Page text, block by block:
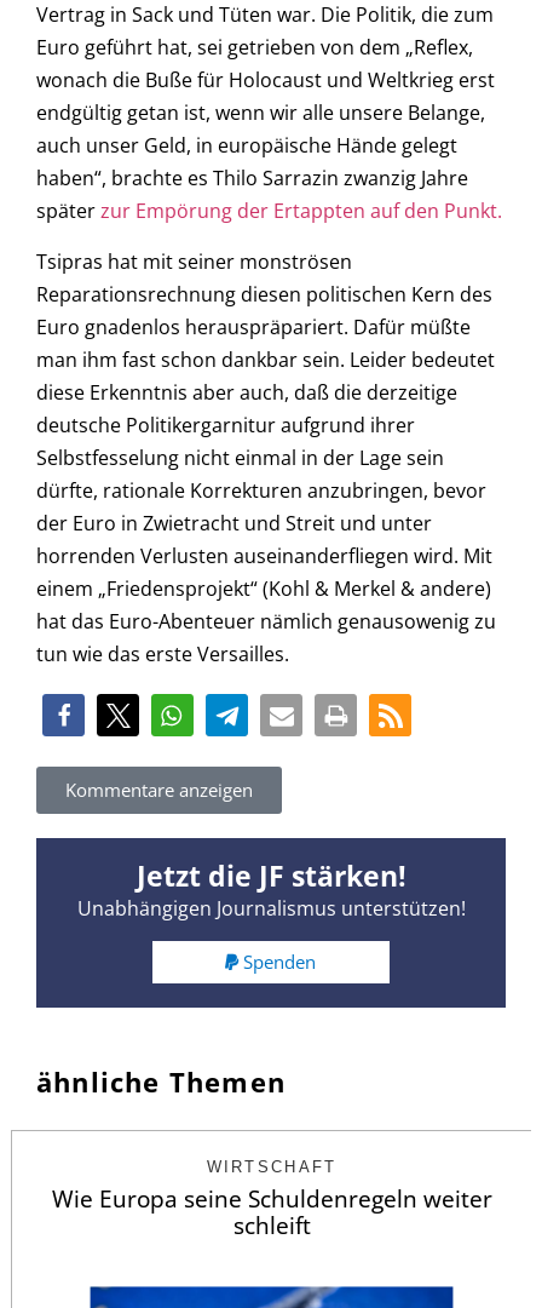
Vertrag in Sack und Tüten war. Die Politik, die zum
Euro geführt hat, sei getrieben von dem „Reflex,
wonach die Buße für Holocaust und Weltkrieg erst
endgültig getan ist, wenn wir alle unsere Belange,
auch unser Geld, in europäische Hände gelegt
haben“, brachte es Thilo Sarrazin zwanzig Jahre
späterzur Empörung der Ertappten auf den Punkt.
Tsipras hat mit seiner monströsen
Reparationsrechnung diesen politischen Kern des
Euro gnadenlos herauspräpariert. Dafür müßte
man ihm fast schon dankbar sein. Leider bedeutet
diese Erkenntnis aber auch, daß die derzeitige
deutsche Politikergarnitur aufgrund ihrer
Selbstfesselung nicht einmal in der Lage sein
dürfte, rationale Korrekturen anzubringen, bevor
der Euro in Zwietracht und Streit und unter
horrenden Verlusten auseinanderfliegen wird. Mit
einem „Friedensprojekt“ (Kohl & Merkel & andere)
hat das Euro-Abenteuer nämlich genausowenig zu
tun wie das erste Versailles.
Kommentare anzeigen
Jetzt die JF stärken!
Unabhängigen Journalismus unterstützen!
Spenden
ähnliche Themen
WIRTSCHAFT
Wie Europa seine Schuldenregeln weiter
schleift